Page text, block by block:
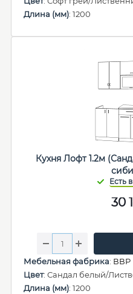
Длина (мм): 1200
Кухня Лофт 1.2м
30
Мебельная фабрика: ВВР
Цвет: Сандал белый/
Длина (мм): 1200